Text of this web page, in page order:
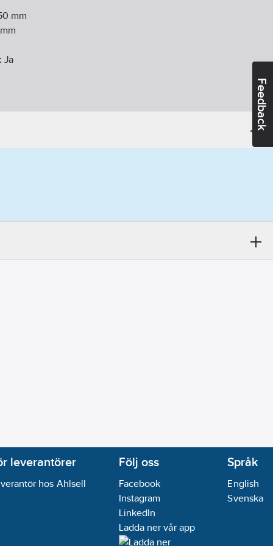
Feedback
mm
mm
Ja
leverantörer
hos Ahlsell
Följ oss
Facebook
Instagram
LinkedIn
Ladda ner vår app
Språk
English
Svenska